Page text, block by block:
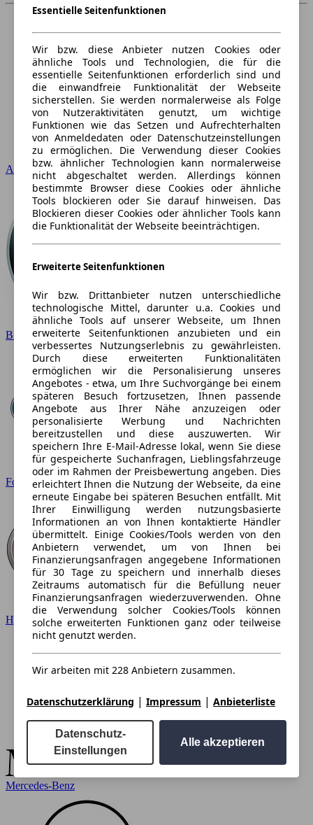
Audi
BMW
Ford
Hyundai
Mercedes-Benz
Essentielle Seitenfunktionen
Wir bzw. diese Anbieter nutzen Cookies oder
ähnliche Tools und Technologien, die für die
essentielle Seitenfunktionen erforderlich sind und
die einwandfreie Funktionalität der Webseite
sicherstellen. Sie werden normalerweise als Folge
von Nutzeraktivitäten genutzt, um wichtige
Funktionen wie das Setzen und Aufrechterhalten
von Anmeldedaten oder Datenschutzeinstellungen
zu ermöglichen. Die Verwendung dieser Cookies
bzw. ähnlicher Technologien kann normalerweise
nicht abgeschaltet werden. Allerdings können
bestimmte Browser diese Cookies oder ähnliche
Tools blockieren oder Sie darauf hinweisen. Das
Blockieren dieser Cookies oder ähnlicher Tools kann
die Funktionalität der Webseite beeinträchtigen.
Erweiterte Seitenfunktionen
Wir bzw. Drittanbieter nutzen unterschiedliche
technologische Mittel, darunter u.a. Cookies und
ähnliche Tools auf unserer Webseite, um Ihnen
erweiterte Seitenfunktionen anzubieten und ein
verbessertes Nutzungserlebnis zu gewährleisten.
Durch diese erweiterten Funktionalitäten
ermöglichen wir die Personalisierung unseres
Angebotes - etwa, um Ihre Suchvorgänge bei einem
späteren Besuch fortzusetzen, Ihnen passende
Angebote aus Ihrer Nähe anzuzeigen oder
personalisierte Werbung und Nachrichten
bereitzustellen und diese auszuwerten. Wir
speichern Ihre E-Mail-Adresse lokal, wenn Sie diese
für gespeicherte Suchanfragen, Lieblingsfahrzeuge
oder im Rahmen der Preisbewertung angeben. Dies
erleichtert Ihnen die Nutzung der Webseite, da eine
erneute Eingabe bei späteren Besuchen entfällt. Mit
Ihrer Einwilligung werden nutzungsbasierte
Informationen an von Ihnen kontaktierte Händler
übermittelt. Einige Cookies/Tools werden von den
Anbietern verwendet, um von Ihnen bei
Finanzierungsanfragen angegebene Informationen
für 30 Tage zu speichern und innerhalb dieses
Zeitraums automatisch für die Befüllung neuer
Finanzierungsanfragen wiederzuverwenden. Ohne
die Verwendung solcher Cookies/Tools können
solche erweiterten Funktionen ganz oder teilweise
nicht genutzt werden.
Wir arbeiten mit 228 Anbietern zusammen.
Datenschutzerklärung | Impressum | Anbieterliste
Datenschutz-
Einstellungen
Alle akzeptieren